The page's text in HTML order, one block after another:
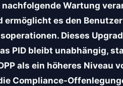
Wartung
es den
Dieses
PID bleibt unabhängig,
als ein höheres Niveau
Compliance-